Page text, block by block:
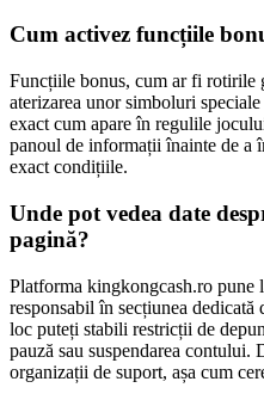
Cum activez funcțiile
Funcțiile bonus, cum ar fi rotirile
aterizarea unor simboluri
exact cum apare în regulile
panoul de informații înainte de a
exact condițiile.
Unde pot vedea date
pagină?
Platforma kingkongcash.ro pune
responsabil în secțiunea
loc puteți stabili restricții de
pauză sau suspendarea contului.
organizații de suport, așa cum